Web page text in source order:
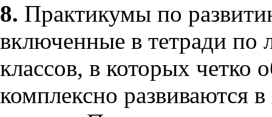
8. Практикумы по
включенные в тетради по
классов, в которых четко
комплексно развиваются